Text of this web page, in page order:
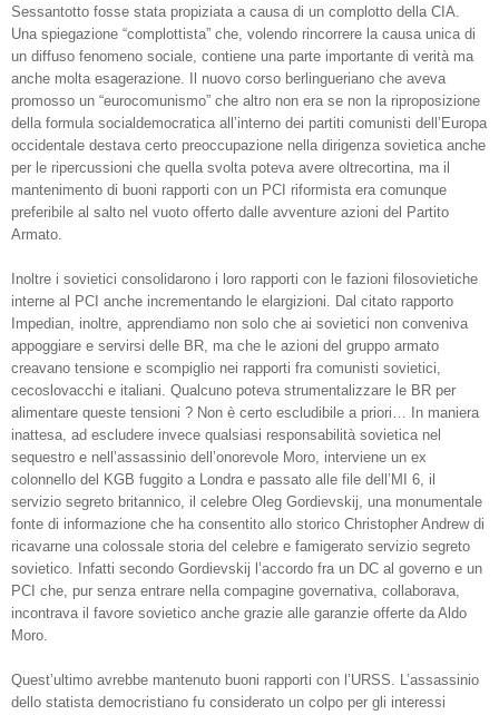
Sessantotto fosse stata propiziata a causa di un complotto della CIA.
Una spiegazione “complottista” che, volendo rincorrere la causa unica di
un diffuso fenomeno sociale, contiene una parte importante di verità ma
anche molta esagerazione. Il nuovo corso berlingueriano che aveva
promosso un “eurocomunismo” che altro non era se non la riproposizione
della formula socialdemocratica all’interno dei partiti comunisti dell’Europa
occidentale destava certo preoccupazione nella dirigenza sovietica anche
per le ripercussioni che quella svolta poteva avere oltrecortina, ma il
mantenimento di buoni rapporti con un PCI riformista era comunque
preferibile al salto nel vuoto offerto dalle avventure azioni del Partito
Armato.
Inoltre i sovietici consolidarono i loro rapporti con le fazioni filosovietiche
interne al PCI anche incrementando le elargizioni. Dal citato rapporto
Impedian, inoltre, apprendiamo non solo che ai sovietici non conveniva
appoggiare e servirsi delle BR, ma che le azioni del gruppo armato
creavano tensione e scompiglio nei rapporti fra comunisti sovietici,
cecoslovacchi e italiani. Qualcuno poteva strumentalizzare le BR per
alimentare queste tensioni ? Non è certo escludibile a priori… In maniera
inattesa, ad escludere invece qualsiasi responsabilità sovietica nel
sequestro e nell’assassinio dell’onorevole Moro, interviene un ex
colonnello del KGB fuggito a Londra e passato alle file dell’MI 6, il
servizio segreto britannico, il celebre Oleg Gordievskij, una monumentale
fonte di informazione che ha consentito allo storico Christopher Andrew di
ricavarne una colossale storia del celebre e famigerato servizio segreto
sovietico. Infatti secondo Gordievskij l’accordo fra un DC al governo e un
PCI che, pur senza entrare nella compagine governativa, collaborava,
incontrava il favore sovietico anche grazie alle garanzie offerte da Aldo
Moro.
Quest’ultimo avrebbe mantenuto buoni rapporti con l’URSS. L’assassinio
dello statista democristiano fu considerato un colpo per gli interessi